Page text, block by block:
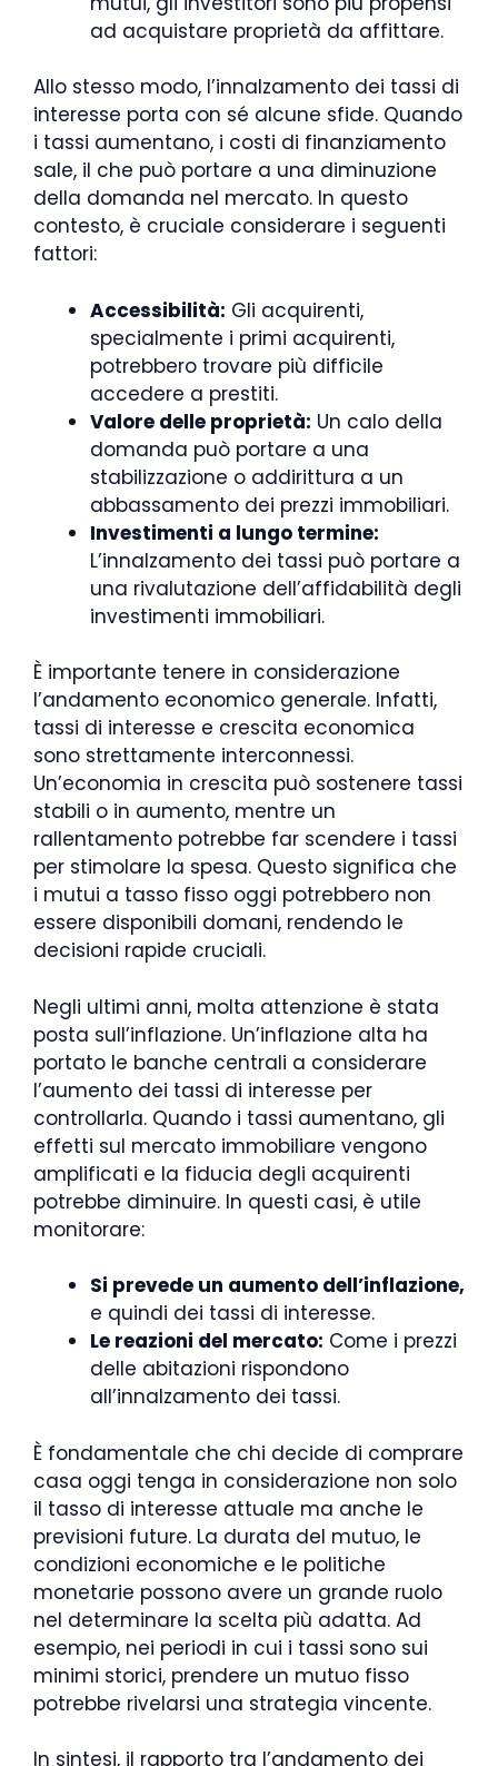
ad acquistare proprietà da affittare.
Allo stesso modo, l’innalzamento dei tassi di
interesse porta con sé alcune sfide. Quando
i tassi aumentano, i costi di finanziamento
sale, il che può portare a una diminuzione
della domanda nel mercato. In questo
contesto, è cruciale considerare i seguenti
fattori:
Accessibilità: Gli acquirenti,
specialmente i primi acquirenti,
potrebbero trovare più difficile
accedere a prestiti.
Valore delle proprietà: Un calo della
domanda può portare a una
stabilizzazione o addirittura a un
abbassamento dei prezzi immobiliari.
Investimenti a lungo termine:
L’innalzamento dei tassi può portare a
una rivalutazione dell’affidabilità degli
investimenti immobiliari.
È importante tenere in considerazione
l’andamento economico generale. Infatti,
tassi di interesse e crescita economica
sono strettamente interconnessi.
Un’economia in crescita può sostenere tassi
stabili o in aumento, mentre un
rallentamento potrebbe far scendere i tassi
per stimolare la spesa. Questo significa che
i mutui a tasso fisso oggi potrebbero non
essere disponibili domani, rendendo le
decisioni rapide cruciali.
Negli ultimi anni, molta attenzione è stata
posta sull’inflazione. Un’inflazione alta ha
portato le banche centrali a considerare
l’aumento dei tassi di interesse per
controllarla. Quando i tassi aumentano, gli
effetti sul mercato immobiliare vengono
amplificati e la fiducia degli acquirenti
potrebbe diminuire. In questi casi, è utile
monitorare:
Si prevede un aumento dell’inflazione,
e quindi dei tassi di interesse.
Le reazioni del mercato: Come i prezzi
delle abitazioni rispondono
all’innalzamento dei tassi.
È fondamentale che chi decide di comprare
casa oggi tenga in considerazione non solo
il tasso di interesse attuale ma anche le
previsioni future. La durata del mutuo, le
condizioni economiche e le politiche
monetarie possono avere un grande ruolo
nel determinare la scelta più adatta. Ad
esempio, nei periodi in cui i tassi sono sui
minimi storici, prendere un mutuo fisso
potrebbe rivelarsi una strategia vincente.
In sintesi, il rapporto tra l’andamento dei